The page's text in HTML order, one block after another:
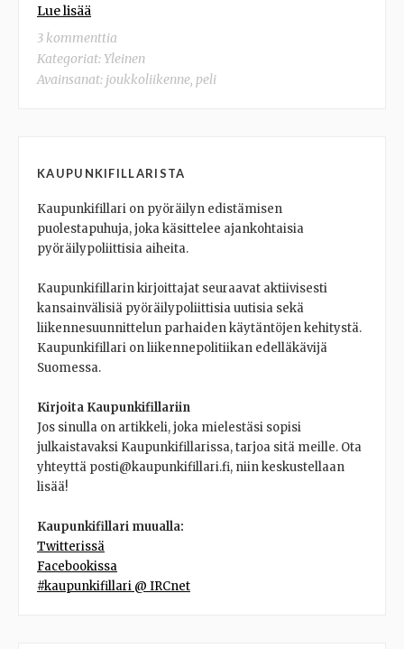
Lue lisää
3 kommenttia
Kategoriat: Yleinen
Avainsanat: joukkoliikenne, peli
KAUPUNKIFILLARISTA
Kaupunkifillari on pyöräilyn edistämisen
puolestapuhuja, joka käsittelee ajankohtaisia
pyöräilypoliittisia aiheita.
Kaupunkifillarin kirjoittajat seuraavat aktiivisesti
kansainvälisiä pyöräilypoliittisia uutisia sekä
liikennesuunnittelun parhaiden käytäntöjen kehitystä.
Kaupunkifillari on liikennepolitiikan edelläkävijä
Suomessa.
Kirjoita Kaupunkifillariin
Jos sinulla on artikkeli, joka mielestäsi sopisi
julkaistavaksi Kaupunkifillarissa, tarjoa sitä meille. Ota
yhteyttä posti@kaupunkifillari.fi, niin keskustellaan
lisää!
Kaupunkifillari muualla:
Twitterissä
Facebookissa
#kaupunkifillari @ IRCnet